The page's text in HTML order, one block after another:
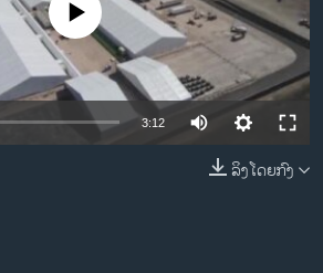
າວ
source currently available
3:12
ລິງໂດຍກົງ